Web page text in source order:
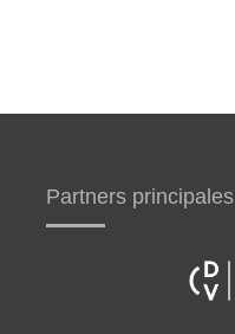
Partners principales